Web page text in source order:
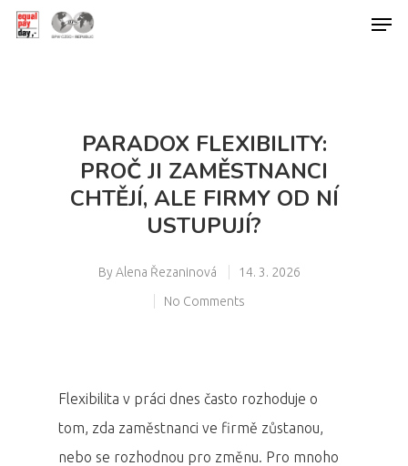
PARADOX FLEXIBILITY:
PROČ JI ZAMĚSTNANCI
CHTĚJÍ, ALE FIRMY OD NÍ
USTUPUJÍ?
By Alena Řezaninová
14. 3. 2026
No Comments
Flexibilita v práci dnes často rozhoduje o
tom, zda zaměstnanci ve firmě zůstanou,
nebo se rozhodnou pro změnu. Pro mnoho